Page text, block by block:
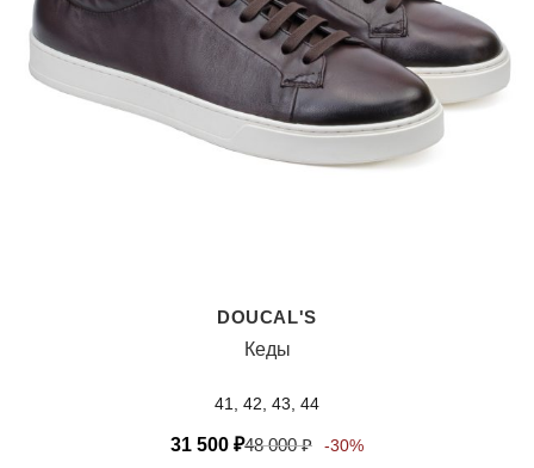
DOUCAL'S
Кеды
41, 42, 43, 44
31 500 ₽48 000₽ -30%